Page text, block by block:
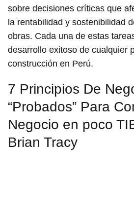
sobre decisiones críticas que
la rentabilidad y sostenibilidad
obras. Cada una de estas
desarrollo exitoso de cualquier
construcción en Perú.
7 Principios De
“Probados” Para
Negocio en poco
Brian Tracy